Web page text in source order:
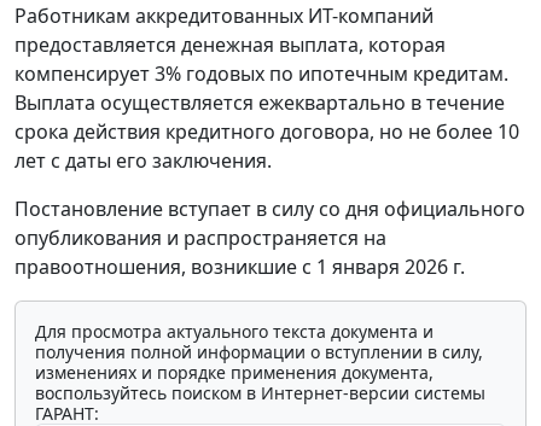
Работникам аккредитованных ИТ-компаний
предоставляется денежная выплата, которая
компенсирует 3% годовых по ипотечным кредитам.
Выплата осуществляется ежеквартально в течение
срока действия кредитного договора, но не более 10
лет с даты его заключения.
Постановление вступает в силу со дня официального
опубликования и распространяется на
правоотношения, возникшие с 1 января 2026 г.
Для просмотра актуального текста документа и
получения полной информации о вступлении в силу,
изменениях и порядке применения документа,
воспользуйтесь поиском в Интернет-версии системы
ГАРАНТ: